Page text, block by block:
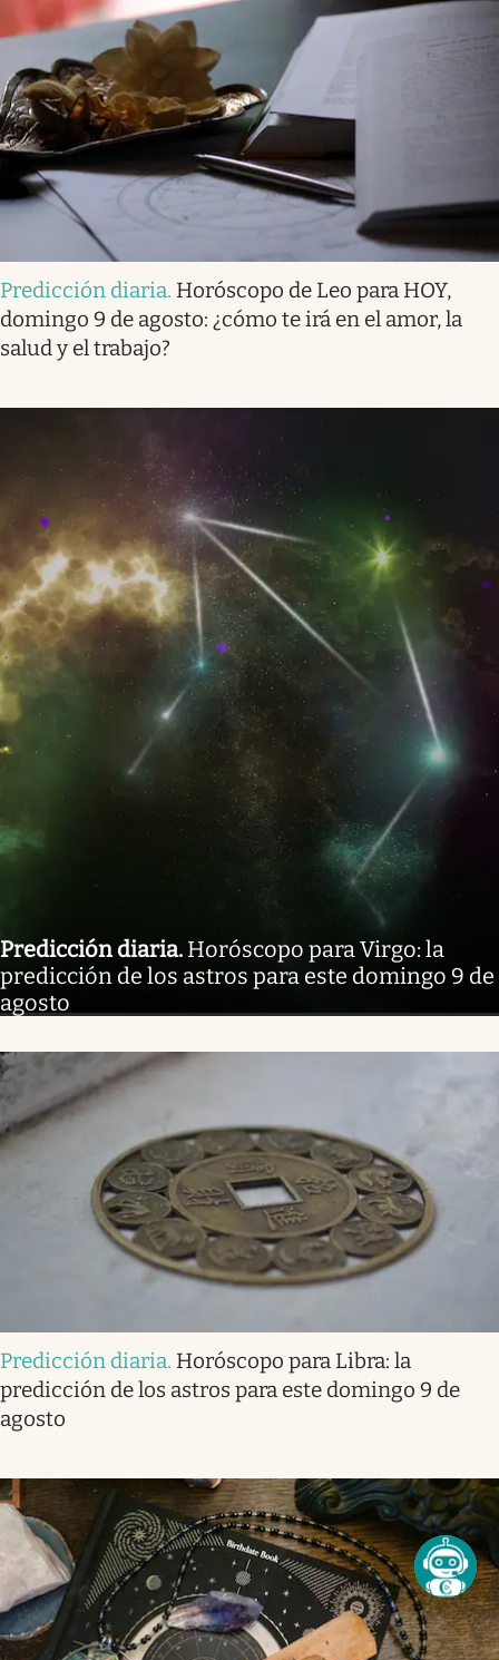
Predicción diaria. Horóscopo de Leo para HOY,
domingo 9 de agosto: ¿cómo te irá en el amor, la
salud y el trabajo?
Predicción diaria. Horóscopo para Virgo: la
predicción de los astros para este domingo 9 de
agosto
Predicción diaria. Horóscopo para Libra: la
predicción de los astros para este domingo 9 de
agosto